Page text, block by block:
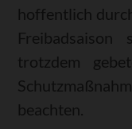
hoffentlich
trotzdem
beachten.